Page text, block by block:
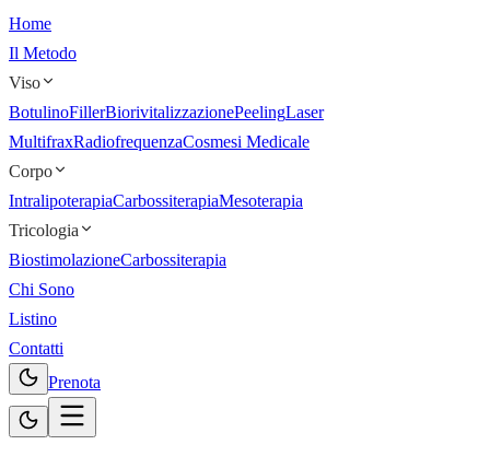
Home
Il Metodo
Viso
BotulinoFillerBiorivitalizzazionePeelingLaser
MultifraxRadiofrequenzaCosmesi Medicale
Corpo
IntralipoterapiaCarbossiterapiaMesoterapia
Tricologia
BiostimolazioneCarbossiterapia
Chi Sono
Listino
Contatti
Prenota